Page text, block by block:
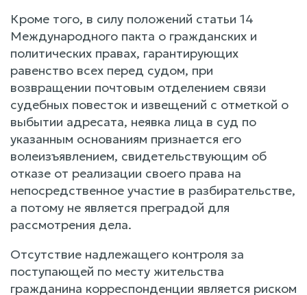
Кроме того, в силу положений статьи 14
Международного пакта о гражданских и
политических правах, гарантирующих
равенство всех перед судом, при
возвращении почтовым отделением связи
судебных повесток и извещений с отметкой о
выбытии адресата, неявка лица в суд по
указанным основаниям признается его
волеизъявлением, свидетельствующим об
отказе от реализации своего права на
непосредственное участие в разбирательстве,
а потому не является преградой для
рассмотрения дела.
Отсутствие надлежащего контроля за
поступающей по месту жительства
гражданина корреспонденции является риском